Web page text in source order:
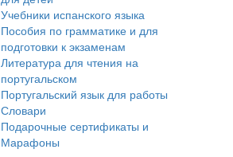
Учебники испанского языка
Пособия по грамматике и для
подготовки к экзаменам
Литература для чтения на
португальском
Португальский язык для работы
Словари
Подарочные сертификаты и
Марафоны